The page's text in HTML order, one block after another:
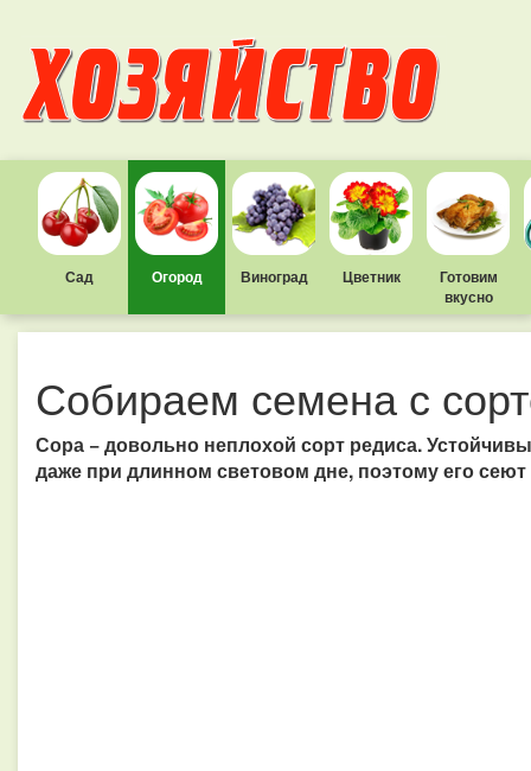
Сад Огород Виноград Цветник
Готовим
вкусно
Собираем семена с
Сора − довольно неплохой сорт редиса.
даже при длинном световом дне, поэтому его